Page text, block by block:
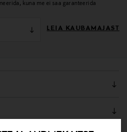
kuna me ei saa garanteerida
LEIA KAUBAMAJAST
lisab iseloomu